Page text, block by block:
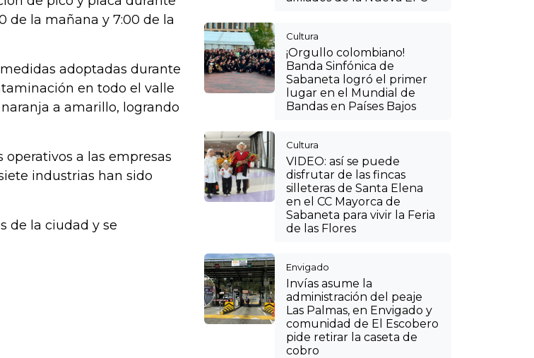
de la mañana y 7:00 de la
adoptadas durante
en todo el valle
a amarillo, logrando
a las empresas
industrias han sido
de la ciudad y se
Cultura
¡Orgullo colombiano!
Banda Sinfónica de
Sabaneta logró el primer
lugar en el Mundial de
Bandas en Países Bajos
Cultura
VIDEO: así se puede
disfrutar de las fincas
silleteras de Santa Elena
en el CC Mayorca de
Sabaneta para vivir la Feria
de las Flores
Envigado
Invías asume la
administración del peaje
Las Palmas, en Envigado y
comunidad de El Escobero
pide retirar la caseta de
cobro